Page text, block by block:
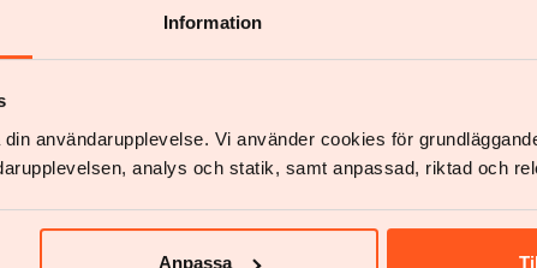
Information
användarupplevelse. Vi använder cookies för
analys och statik, samt anpassad, riktad och
Anpassa
estomacales
adversos suelen
indicarnos que hemos comido y que
La leptina es producida por el tejido
suficiente energía almacenada en el
principalmente en el estómago y
son hormonas intestinales que, junto
sangre. Pero también afectan a la
cuando empezamos a comer y hacen
lo suficiente.